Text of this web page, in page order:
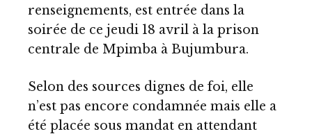
renseignements, est entrée dans la
soirée de ce jeudi 18 avril à la prison
centrale de Mpimba à Bujumbura.
Selon des sources dignes de foi, elle
n’est pas encore condamnée mais elle a
été placée sous mandat en attendant